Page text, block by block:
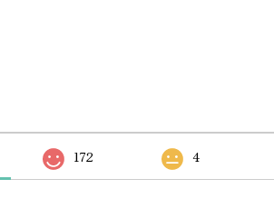
172 4